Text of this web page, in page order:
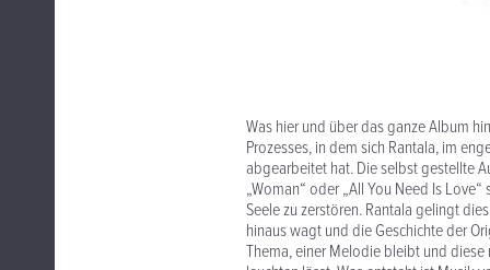
Was hier und über das ganze Album
Prozesses, in dem sich Rantala, im
abgearbeitet hat. Die selbst gestellte
„Woman“ oder „All You Need Is
Seele zu zerstören. Rantala gelingt
hinaus wagt und die Geschichte der
Thema, einer Melodie bleibt und